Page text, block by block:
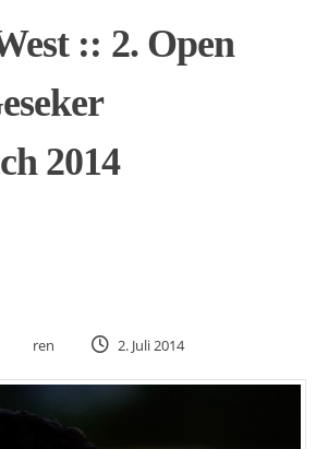
:: 2. Open
2014
ren 2. Juli 2014